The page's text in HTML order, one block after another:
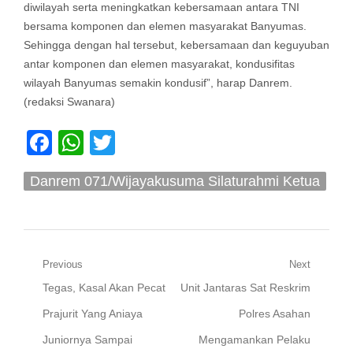
diwilayah serta meningkatkan kebersamaan antara TNI
bersama komponen dan elemen masyarakat Banyumas.
Sehingga dengan hal tersebut, kebersamaan dan keguyuban
antar komponen dan elemen masyarakat, kondusifitas
wilayah Banyumas semakin kondusif”, harap Danrem.
(redaksi Swanara)
Facebook
WhatsApp
Danrem 071/Wijayakusuma Silaturahmi Ketua
Navigasi
pos
Previous
Previous
post:
Tegas, Kasal Akan Pecat
Prajurit Yang Aniaya
Juniornya Sampai
Next
Next
Unit Jantaras Sat Reskrim
Polres Asahan
Mengamankan Pelaku